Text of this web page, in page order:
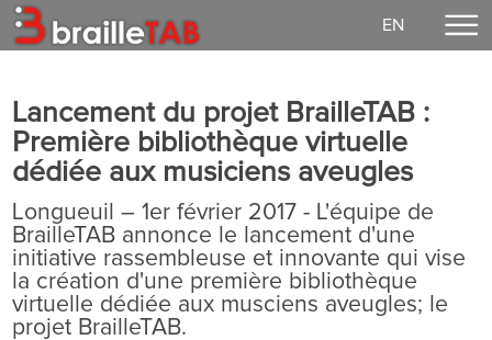
Faire un don
Concerts
Partitions
Connexion
EN
Lancement du projet BrailleTAB :
Première bibliothèque virtuelle
dédiée aux musiciens aveugles
Longueuil – 1er février 2017 - L'équipe de
BrailleTAB annonce le lancement d'une
initiative rassembleuse et innovante qui vise
la création d'une première bibliothèque
virtuelle dédiée aux musciens aveugles; le
projet BrailleTAB.